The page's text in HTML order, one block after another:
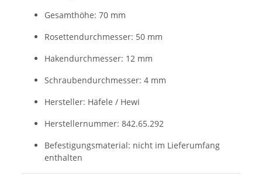
Gesamthöhe: 70 mm
Rosettendurchmesser: 50 mm
Hakendurchmesser: 12 mm
Schraubendurchmesser: 4 mm
Hersteller: Häfele / Hewi
Herstellernummer: 842.65.292
Befestigungsmaterial: nicht im Lieferumfang
enthalten